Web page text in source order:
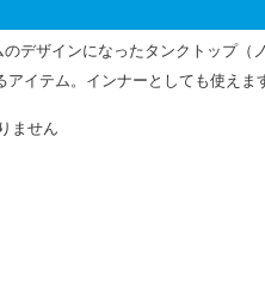
デザインになったタンクトップ
イテム。インナーとしても使えま
ません